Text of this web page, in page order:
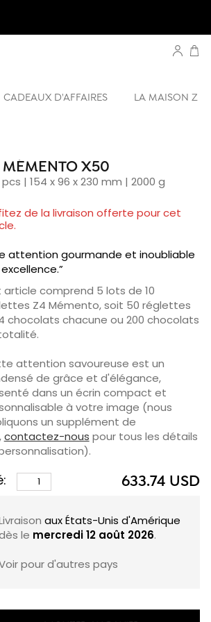
CADEAUX D'AFFAIRES LA MAISON Z
X50
| 154 x 96 x 230 mm | 2000 g
de la livraison offerte pour cet
attention gourmande et inoubliable
article comprend 5 lots de 10
Z4 Mémento, soit 50 réglettes
chocolats chacune ou 200 chocolats
attention savoureuse est un
de grâce et d'élégance,
dans un écrin compact et
à votre image (nous
un supplément de
contactez-nous pour tous les détails
un outil marketing promotionnel
Son assortiment recèle nos
bestsellers, un quatuor
notre Numéro 0 qui allie noisettes du
d'éclats d'amandes
633.74 USD
aux États-Unis d'Amérique
le mercredi 12 août 2026.
pour d'autres pays